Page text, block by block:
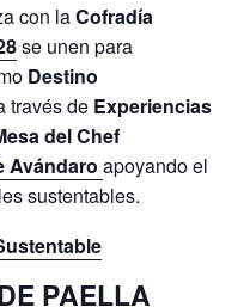
con laCofradía
se unen para
Destino
través de Experiencias
del Chef
Avándaro apoyando el
sustentables.
PAELLA